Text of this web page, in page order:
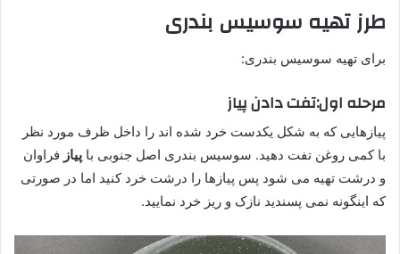
طرز تهیه سوسیس بندری
برای تهیه سوسیس بندری:
مرحله اول:تفت دادن پیاز
پیازهایی که به شکل یکدست خرد شده اند را داخل ظرف مورد نظر
با کمی روغن تفت دهید. سوسیس بندری اصل جنوبی با پیاز فراوان
و درشت تهیه می شود پس پیازها را درشت خرد کنید اما در صورتی
که اینگونه نمی پسندید نازک و ریز خرد نمایید.